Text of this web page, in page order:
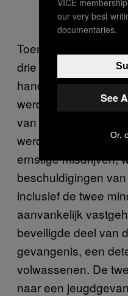
Toen de boot in
drie jongens
handboeien over de
werden rechtstreeks
van de Maltese
werden
ernstige misdrijven,
beschuldigingen
inclusief de twee
aanvankelijk
beveiligde deel van
gevangenis, een
volwassenen. De
naar een
our very best
documentaries.
See
Or,